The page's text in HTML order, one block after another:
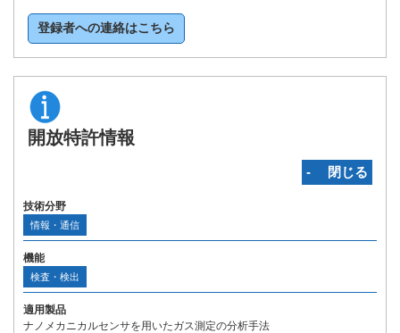
登録者への連絡はこちら
開放特許情報
‐ 閉じる
技術分野
情報・通信
機能
検査・検出
適用製品
ナノメカニカルセンサを用いたガス測定の分析手法